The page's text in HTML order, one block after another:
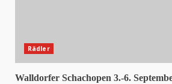
Rädler
Walldorfer Schachopen 3.-6.